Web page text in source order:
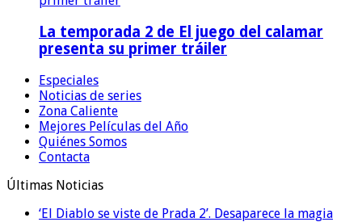
La temporada 2 de El juego del calamar
presenta su primer tráiler
Especiales
Noticias de series
Zona Caliente
Mejores Películas del Año
Quiénes Somos
Contacta
Últimas Noticias
‘El Diablo se viste de Prada 2’. Desaparece la magia